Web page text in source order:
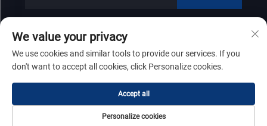
Copyright © 2025 by Shandong Zhenfeng Paper Industry Co., Ltd
Datenschutzrichtlinie
Nach oben scrollen
We value your privacy
We use cookies and similar tools to provide our services. If you
don't want to accept all cookies, click Personalize cookies.
Personalize cookies
Accept all